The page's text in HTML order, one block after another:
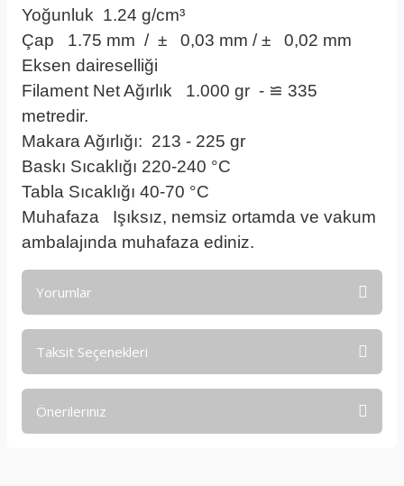
Yoğunluk 1.24 g/cm³
Çap 1.75 mm / ± 0,03 mm / ± 0,02 mm
Eksen daireselliği
Filament Net Ağırlık 1.000 gr - ≌ 335
metredir.
Makara Ağırlığı: 213 - 225 gr
Baskı Sıcaklığı 220-240 °C
Tabla Sıcaklığı 40-70 °C
Muhafaza Işıksız, nemsiz ortamda ve vakum
ambalajında muhafaza ediniz.
Yorumlar
Taksit Seçenekleri
Önerileriniz